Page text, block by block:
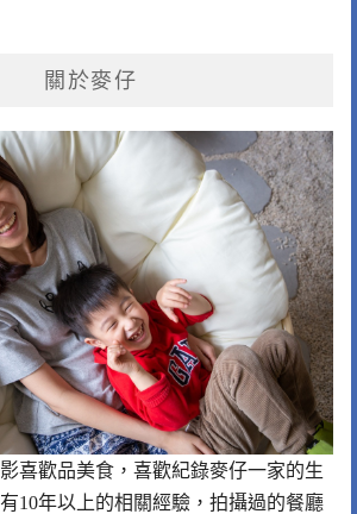
關於麥仔
喜歡品美食，喜歡紀錄麥仔一家的生
10年以上的相關經驗，拍攝過的餐廳